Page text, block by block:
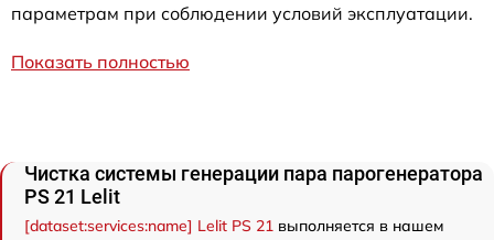
параметрам при соблюдении условий эксплуатации.
Показать полностью
Чистка системы генерации пара парогенератора
PS 21 Lelit
[dataset:services:name] Lelit PS 21 выполняется в нашем